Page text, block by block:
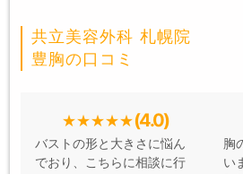
共立美容外科 札幌院
豊胸の口コミ
(4.0)
バストの形と大きさに悩ん
でおり、こちらに相談に行
胸
い